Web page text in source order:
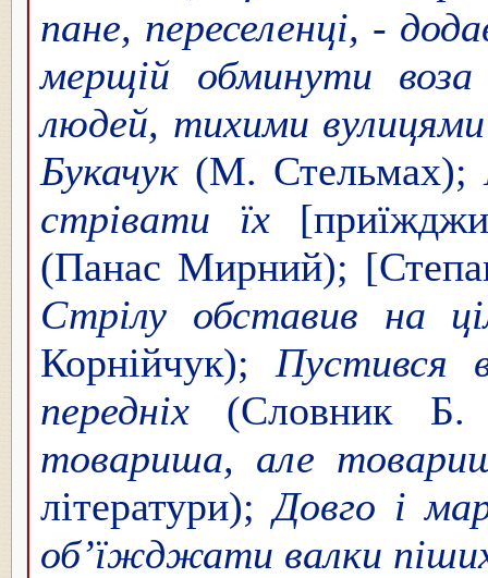
пане, переселенці, -
мерщій обминути воза
людей, тихими
Букачук (М. Стельмах);
стрівати їх
(Панас Мирний);
Стрілу обставив на
Корнійчук); Пустився
передніх (Словник Б.
товариша, але
літератури);Довго і
об’їжджати валки